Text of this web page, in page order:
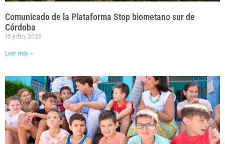
Comunicado de la Plataforma Stop biometano sur de
Córdoba
15 julio, 2026
Leer más »